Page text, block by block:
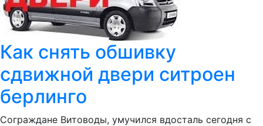
Как снять обшивку
сдвижной двери ситроен
берлинго
Сограждане Витоводы, умучился вдосталь сегодня с